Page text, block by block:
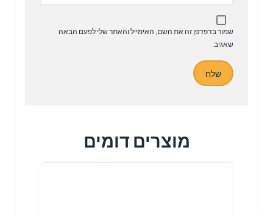
שמור בדפדפן זה את השם, האימייל והאתר שלי לפעם הבאה
שאגיב.
מוצרים דומים